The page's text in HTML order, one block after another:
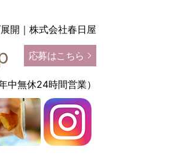
開｜株式会社春日屋
応募はこちら
中無休24時間営業）